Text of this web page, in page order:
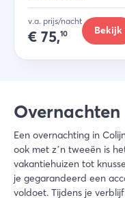
v.a. prijs/nacht
€ 75,10 Bekijk
Een overnachting in
ook met z’n tweeën is
vakantiehuizen tot
je gegarandeerd een
voldoet. Tijdens je